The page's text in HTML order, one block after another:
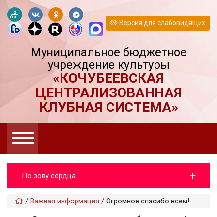
Версия для слабовидящих
Муниципальное бюджетное
учреждение культуры
«КОЧУБЕЕВСКАЯ
ЦЕНТРАЛИЗОВАННАЯ
КЛУБНАЯ СИСТЕМА»
По зову сердца
/ Важная информация / Огромное спасибо всем!